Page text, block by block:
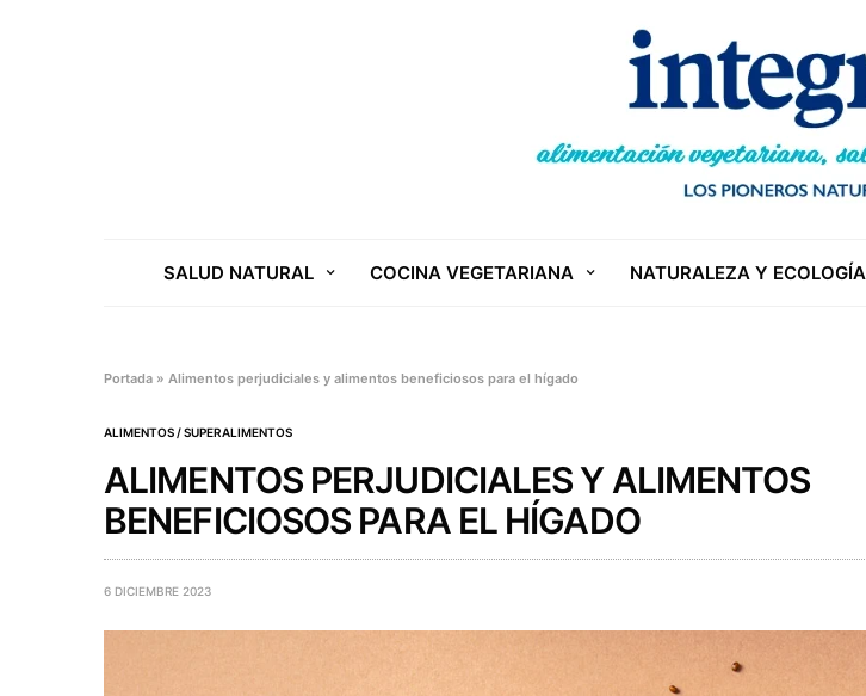
SALUD NATURAL COCINA VEGETARIANA NATURALEZA Y ECOLOGÍA
Portada »Alimentos perjudiciales y alimentos beneficiosos para el hígado
ALIMENTOS / SUPERALIMENTOS
ALIMENTOS PERJUDICIALES Y ALIMENTOS
BENEFICIOSOS PARA EL HÍGADO
6 DICIEMBRE 2023